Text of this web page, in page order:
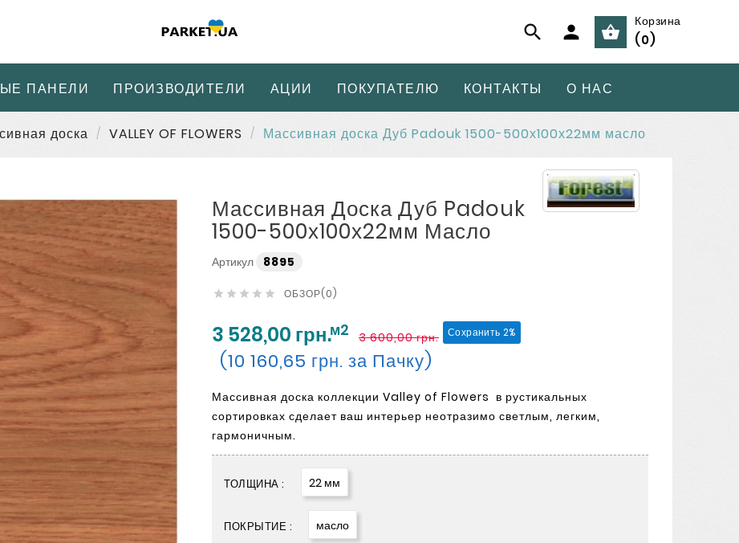
  
Корзина
(0)
ПАНЕЛИ ПРОИЗВОДИТЕЛИ АЦИИ ПОКУПАТЕЛЮ КОНТАКТЫ О НАС
доска VALLEY OF FLOWERS Массивная доска Дуб Padouk 1500-500х100х22мм масло
Массивная Доска Дуб Padouk
1500-500х100х22мм Масло
Артикул 8895
     ОБЗОР(0)
3 528,00 грн.м2 3 600,00 грн. Сохранить 2%
(10 160,65 грн. за Пачку)
Массивная доска коллекции Valley of Flowers в рустикальных
сортировках сделает ваш интерьер неотразимо светлым, легким,
гармоничным.
ТОЛЩИНА : 22 мм
ПОКРЫТИЕ : масло